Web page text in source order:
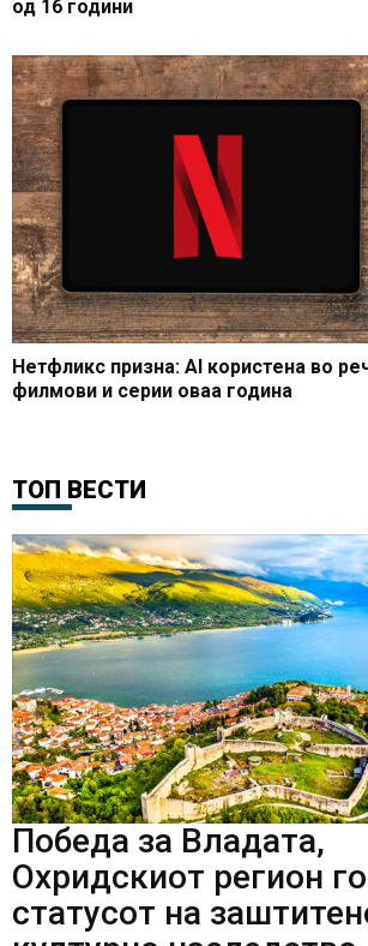
од 16 години
Нетфликс призна: AI користена во
филмови и серии оваа година
ТОП ВЕСТИ
Победа за Владата,
Охридскиот регион
статусот на